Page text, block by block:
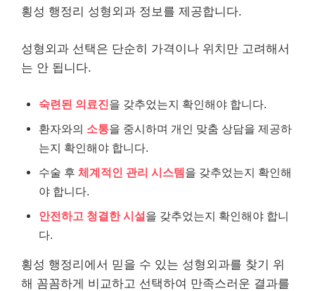
횡성 행정리 성형외과 정보를 제공합니다.
성형외과 선택은 단순히 가격이나 위치만 고려해서
는 안 됩니다.
숙련된 의료진을 갖추었는지 확인해야 합니다.
환자와의 소통을 중시하며 개인 맞춤 상담을 제공하
는지 확인해야 합니다.
수술 후 체계적인 관리 시스템을 갖추었는지 확인해
야 합니다.
안전하고 청결한 시설을 갖추었는지 확인해야 합니
다.
횡성 행정리에서 믿을 수 있는 성형외과를 찾기 위
해 꼼꼼하게 비교하고 선택하여 만족스러운 결과를